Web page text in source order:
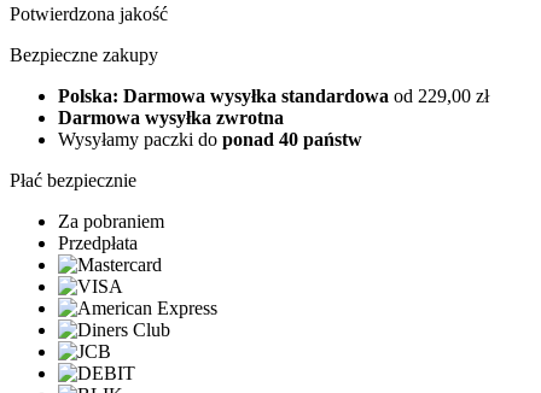
Potwierdzona jakość
Bezpieczne zakupy
Polska: Darmowa wysyłka standardowa od 229,00 zł
Darmowa wysyłka zwrotna
Wysyłamy paczki do ponad 40 państw
Płać bezpiecznie
Za pobraniem
Przedpłata